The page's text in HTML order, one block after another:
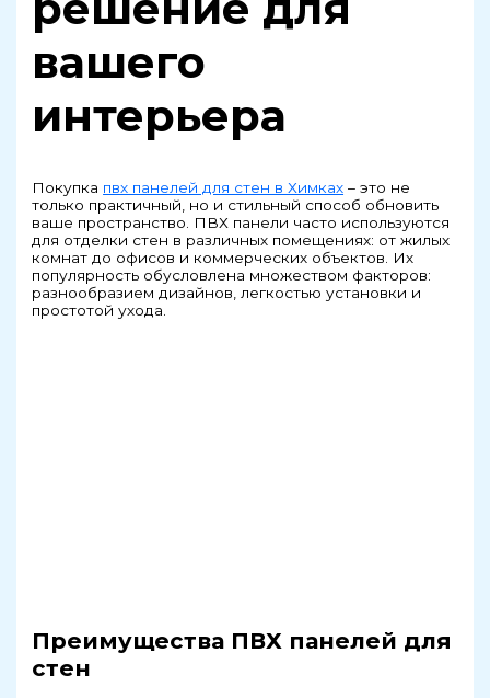
вашего
интерьера
Покупка пвх панелей для стен в Химках – это не
только практичный, но и стильный способ обновить
ваше пространство. ПВХ панели часто используются
для отделки стен в различных помещениях: от жилых
комнат до офисов и коммерческих объектов. Их
популярность обусловлена множеством факторов:
разнообразием дизайнов, легкостью установки и
простотой ухода.
Преимущества ПВХ панелей для
стен